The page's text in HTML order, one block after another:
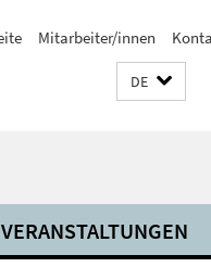
Mitarbeiter/innen
DE
VERANSTALTUNGEN